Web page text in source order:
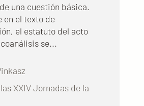
una cuestión básica.
en el texto de
el estatuto del acto
se...
XXIV Jornadas de la